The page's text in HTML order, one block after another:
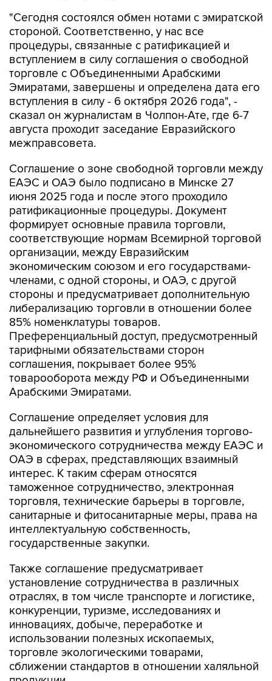
"Сегодня состоялся обмен нотами с эмиратской
стороной. Соответственно, у нас все
процедуры, связанные с ратификацией и
вступлением в силу соглашения о свободной
торговле с Объединенными Арабскими
Эмиратами, завершены и определена дата его
вступления в силу - 6 октября 2026 года", -
сказал он журналистам в Чолпон-Ате, где 6-7
августа проходит заседание Евразийского
межправсовета.
Соглашение о зоне свободной торговли между
ЕАЭС и ОАЭ было подписано в Минске 27
июня 2025 года и после этого проходило
ратификационные процедуры. Документ
формирует основные правила торговли,
соответствующие нормам Всемирной торговой
организации, между Евразийским
экономическим союзом и его государствами-
членами, с одной стороны, и ОАЭ, с другой
стороны и предусматривает дополнительную
либерализацию торговли в отношении более
85% номенклатуры товаров.
Преференциальный доступ, предусмотренный
тарифными обязательствами сторон
соглашения, покрывает более 95%
товарооборота между РФ и Объединенными
Арабскими Эмиратами.
Соглашение определяет условия для
дальнейшего развития и углубления торгово-
экономического сотрудничества между ЕАЭС и
ОАЭ в сферах, представляющих взаимный
интерес. К таким сферам относятся
таможенное сотрудничество, электронная
торговля, технические барьеры в торговле,
санитарные и фитосанитарные меры, права на
интеллектуальную собственность,
государственные закупки.
Также соглашение предусматривает
установление сотрудничества в различных
отраслях, в том числе транспорте и логистике,
конкуренции, туризме, исследованиях и
инновациях, добыче, переработке и
использовании полезных ископаемых,
торговле экологическими товарами,
сближении стандартов в отношении халяльной